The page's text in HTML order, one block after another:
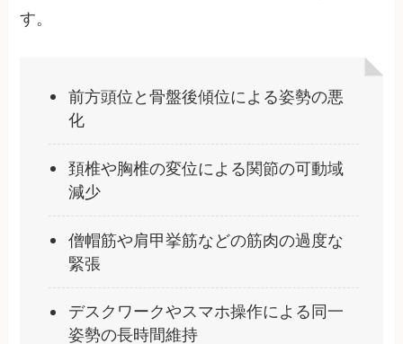
す。
前方頭位と骨盤後傾位による姿勢の悪
化
頚椎や胸椎の変位による関節の可動域
減少
僧帽筋や肩甲挙筋などの筋肉の過度な
緊張
デスクワークやスマホ操作による同一
姿勢の長時間維持